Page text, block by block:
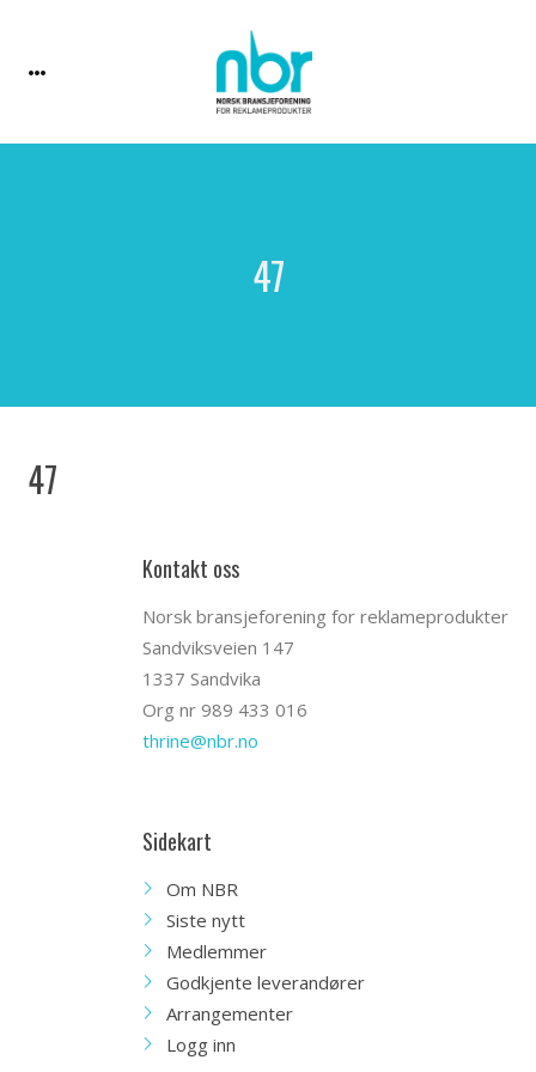
47
47
Kontakt oss
Norsk bransjeforening for reklameprodukter
Sandviksveien 147
1337 Sandvika
Org nr 989 433 016
thrine@nbr.no
Sidekart
Om NBR
Siste nytt
Medlemmer
Godkjente leverandører
Arrangementer
Logg inn